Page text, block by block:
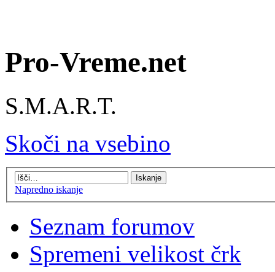
Pro-Vreme.net
S.M.A.R.T.
Skoči na vsebino
Napredno iskanje
Seznam forumov
Spremeni velikost črk